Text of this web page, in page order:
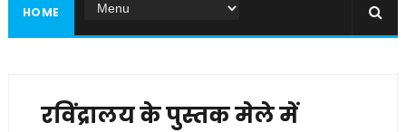
HOME
रविंद्रालय के पुस्तक मेले में